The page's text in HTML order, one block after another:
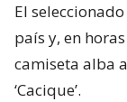
El
país y, en
camiseta alba
‘Cacique’.